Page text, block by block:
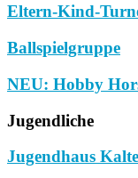
Eltern-Kind-
Ballspielgruppe
NEU: Hobby
Jugendliche
Jugendhaus